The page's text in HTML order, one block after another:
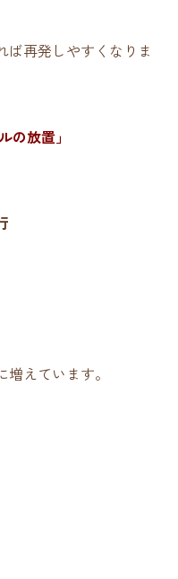
ば再発しやすくなりま
放置」
えています。